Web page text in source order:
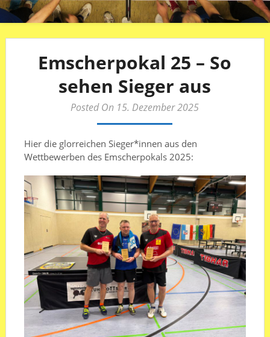
Emscherpokal 25 – So
sehen Sieger aus
Posted On 15. Dezember 2025
Hier die glorreichen Sieger*innen aus den
Wettbewerben des Emscherpokals 2025: